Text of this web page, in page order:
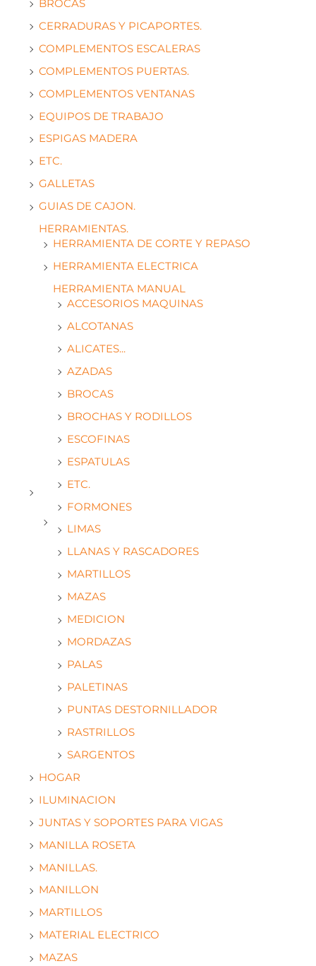
BROCAS
CERRADURAS Y PICAPORTES.
COMPLEMENTOS ESCALERAS
COMPLEMENTOS PUERTAS.
COMPLEMENTOS VENTANAS
EQUIPOS DE TRABAJO
ESPIGAS MADERA
ETC.
GALLETAS
GUIAS DE CAJON.
HERRAMIENTAS.
HERRAMIENTA DE CORTE Y REPASO
HERRAMIENTA ELECTRICA
HERRAMIENTA MANUAL
ACCESORIOS MAQUINAS
ALCOTANAS
ALICATES...
AZADAS
BROCAS
BROCHAS Y RODILLOS
ESCOFINAS
ESPATULAS
ETC.
FORMONES
LIMAS
LLANAS Y RASCADORES
MARTILLOS
MAZAS
MEDICION
MORDAZAS
PALAS
PALETINAS
PUNTAS DESTORNILLADOR
RASTRILLOS
SARGENTOS
HOGAR
ILUMINACION
JUNTAS Y SOPORTES PARA VIGAS
MANILLA ROSETA
MANILLAS.
MANILLON
MARTILLOS
MATERIAL ELECTRICO
MAZAS